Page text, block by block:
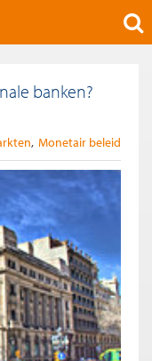
banken?
Monetair beleid